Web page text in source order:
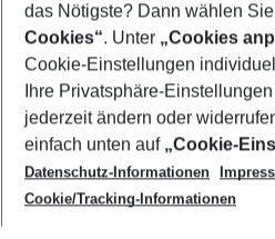
Footer
Footer navigation
Über uns
AGB
Cookie-Einstellungen ändern
Cookie-Richtlinie
Datenschutz
Service & Hilfe
Barrierefreies Reisen
Check-in
Folgen Sie uns
das Nötigste? Dann wählen Sie
Cookies“. Unter „Cookies
Cookie-Einstellungen
Ihre Privatsphäre-
jederzeit ändern oder
einfach unten auf „Cookie-
Datenschutz-Informationen
Cookie/Tracking-Informationen